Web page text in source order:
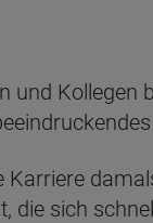
und
Karriere
die sich